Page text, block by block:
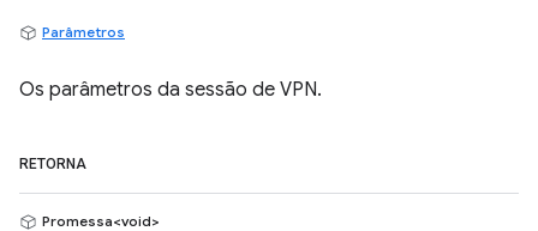
Parâmetros
Os parâmetros da sessão de VPN.
RETORNA
Promessa<void>